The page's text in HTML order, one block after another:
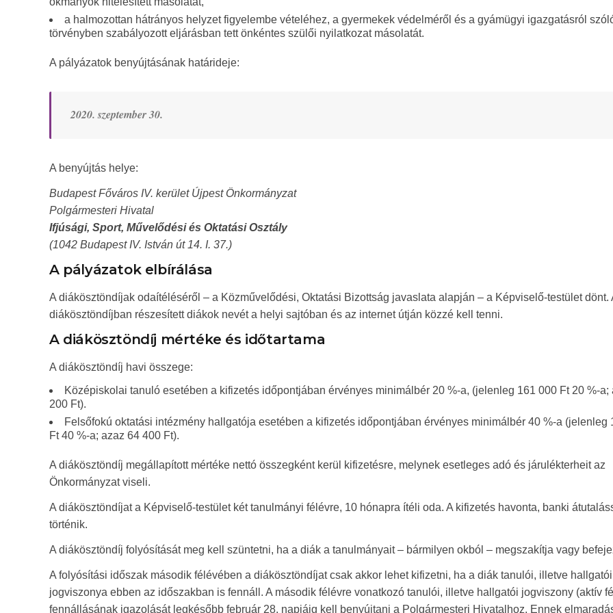
a halmozottan hátrányos helyzet figyelembe vételéhez, a gyermekek védelméről és a gyámügyi igazgatásról
törvényben szabályozott eljárásban tett önkéntes szülői nyilatkozat másolatát.
A pályázatok benyújtásának határideje:
2020. szeptember 30.
A benyújtás helye:
Budapest Főváros IV. kerület Újpest Önkormányzat
Polgármesteri Hivatal
Ifjúsági, Sport, Művelődési és Oktatási Osztály
(1042 Budapest IV. István út 14. I. 37.)
A pályázatok elbírálása
A diákösztöndíjak odaítéléséről – a Közművelődési, Oktatási Bizottság javaslata alapján – a Képviselő-testület dönt.
diákösztöndíjban részesített diákok nevét a helyi sajtóban és az internet útján közzé kell tenni.
A diákösztöndíj mértéke és időtartama
A diákösztöndíj havi összege:
Középiskolai tanuló esetében a kifizetés időpontjában érvényes minimálbér 20 %-a, (jelenleg 161 000 Ft 20 %-a;
200 Ft).
Felsőfokú oktatási intézmény hallgatója esetében a kifizetés időpontjában érvényes minimálbér 40 %-a (jelenleg
Ft 40 %-a; azaz 64 400 Ft).
A diákösztöndíj megállapított mértéke nettó összegként kerül kifizetésre, melynek esetleges adó és járulékterheit az
Önkormányzat viseli.
A diákösztöndíjat a Képviselő-testület két tanulmányi félévre, 10 hónapra ítéli oda. A kifizetés havonta, banki
történik.
A diákösztöndíj folyósítását meg kell szüntetni, ha a diák a tanulmányait – bármilyen okból – megszakítja vagy
A folyósítási időszak második félévében a diákösztöndíjat csak akkor lehet kifizetni, ha a diák tanulói, illetve hallgatói
jogviszonya ebben az időszakban is fennáll. A második félévre vonatkozó tanulói, illetve hallgatói jogviszony (aktív
fennállásának igazolását legkésőbb február 28. napjáig kell benyújtani a Polgármesteri Hivatalhoz. Ennek